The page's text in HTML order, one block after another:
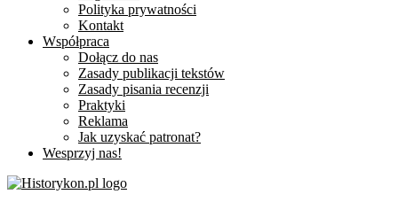
Polityka prywatności
Kontakt
Współpraca
Dołącz do nas
Zasady publikacji tekstów
Zasady pisania recenzji
Praktyki
Reklama
Jak uzyskać patronat?
Wesprzyj nas!